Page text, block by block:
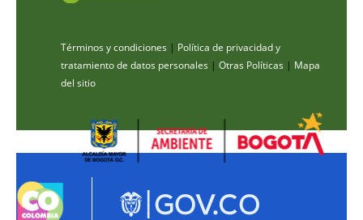
Términos y condiciones | Política de privacidad y
tratamiento de datos personales | Otras Políticas | Mapa
del sitio